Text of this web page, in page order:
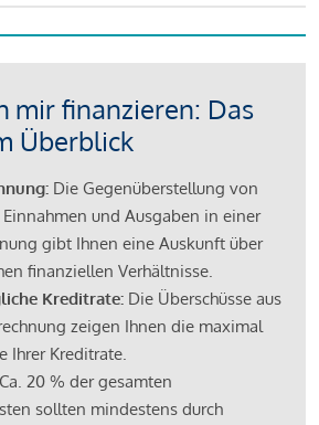
mir finanzieren: Das
Überblick
Die Gegenüberstellung von
und Ausgaben in einer
gibt Ihnen eine Auskunft über
finanziellen Verhältnisse.
Kreditrate: Die Überschüsse aus
zeigen Ihnen die maximal
Ihrer Kreditrate.
Ca. 20 % der gesamten
sollten mindestens durch